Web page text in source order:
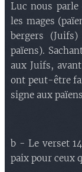
Luc nous parle
les mages
bergers
païens).
aux Juifs,
ont peut-être
signe aux
b - Le verset
paix pour ceux